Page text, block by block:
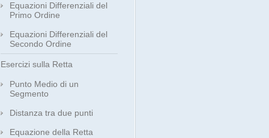
Equazioni Differenziali del
Primo Ordine
Equazioni Differenziali del
Secondo Ordine
Esercizi sulla Retta
Punto Medio di un
Segmento
Distanza tra due punti
Equazione della Retta